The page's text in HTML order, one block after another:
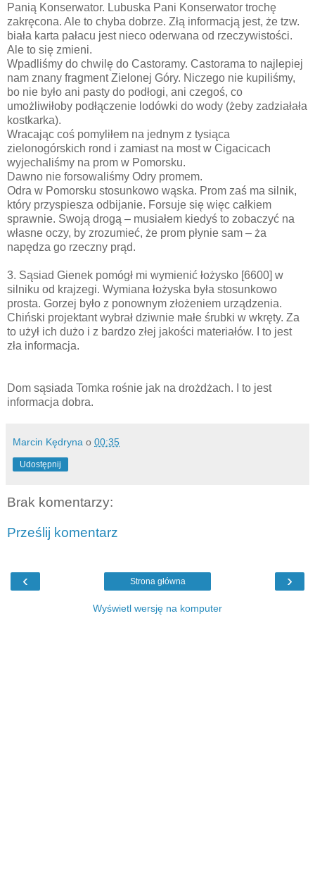
Panią Konserwator. Lubuska Pani Konserwator trochę
zakręcona. Ale to chyba dobrze. Złą informacją jest, że tzw.
biała karta pałacu jest nieco oderwana od rzeczywistości.
Ale to się zmieni.
Wpadliśmy do chwilę do Castoramy. Castorama to najlepiej
nam znany fragment Zielonej Góry. Niczego nie kupiliśmy,
bo nie było ani pasty do podłogi, ani czegoś, co
umożliwiłoby podłączenie lodówki do wody (żeby zadziałała
kostkarka).
Wracając coś pomyliłem na jednym z tysiąca
zielonogórskich rond i zamiast na most w Cigacicach
wyjechaliśmy na prom w Pomorsku.
Dawno nie forsowaliśmy Odry promem.
Odra w Pomorsku stosunkowo wąska. Prom zaś ma silnik,
który przyspiesza odbijanie. Forsuje się więc całkiem
sprawnie. Swoją drogą – musiałem kiedyś to zobaczyć na
własne oczy, by zrozumieć, że prom płynie sam – ża
napędza go rzeczny prąd.
3. Sąsiad Gienek pomógł mi wymienić łożysko [6600] w
silniku od krajzegi. Wymiana łożyska była stosunkowo
prosta. Gorzej było z ponownym złożeniem urządzenia.
Chiński projektant wybrał dziwnie małe śrubki w wkręty. Za
to użył ich dużo i z bardzo złej jakości materiałów. I to jest
zła informacja.
Dom sąsiada Tomka rośnie jak na drożdżach. I to jest
informacja dobra.
Marcin Kędryna o 00:35
Udostępnij
Brak komentarzy:
Prześlij komentarz
‹ ›
Strona główna
Wyświetl wersję na komputer